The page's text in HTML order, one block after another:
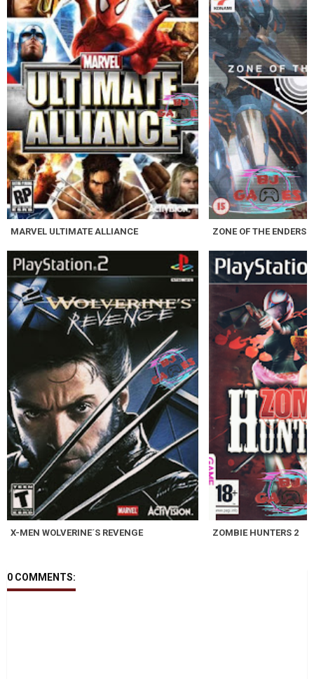
MARVEL ULTIMATE ALLIANCE ZONE OF THE ENDERS
X-MEN WOLVERINE´S REVENGE ZOMBIE HUNTERS 2
0 COMMENTS: